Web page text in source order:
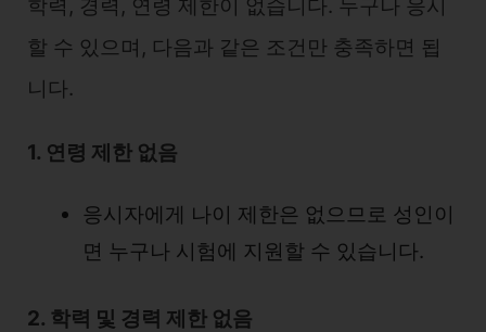
학력, 경력, 연령 제한이 없습니다. 누구나 응시
할 수 있으며, 다음과 같은 조건만 충족하면 됩
니다.
1. 연령 제한 없음
응시자에게 나이 제한은 없으므로 성인이
면 누구나 시험에 지원할 수 있습니다.
2. 학력 및 경력 제한 없음